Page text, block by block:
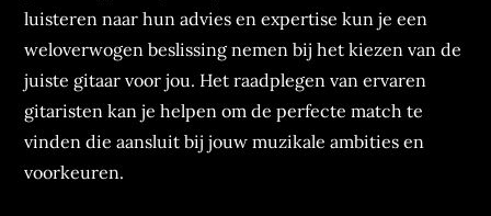
luisteren naar hun advies en expertise kun je een
weloverwogen beslissing nemen bij het kiezen van de
juiste gitaar voor jou. Het raadplegen van ervaren
gitaristen kan je helpen om de perfecte match te
vinden die aansluit bij jouw muzikale ambities en
voorkeuren.